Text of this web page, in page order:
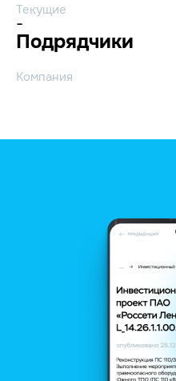
Текущие
-
Подрядчики
Компания